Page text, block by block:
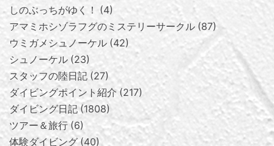
しのぶっちがゆく！
4
アマミホシゾラフグのミステリーサークル 87
ウミガメシュノーケル 42
シュノーケル 23
スタッフの陸日記 27
ダイビングポイント紹介 217
ダイビング日記 1808
ツアー＆旅行 6
体験ダイビング 40